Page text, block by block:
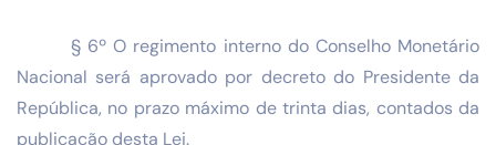
§ 6º O regimento interno do Conselho Monetário
Nacional será aprovado por decreto do Presidente da
República, no prazo máximo de trinta dias, contados da
publicação desta Lei.